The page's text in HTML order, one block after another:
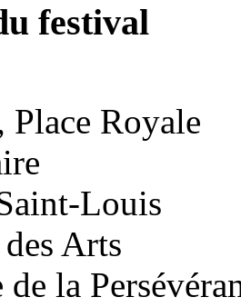
festival
Place Royale
Louis
Arts
la